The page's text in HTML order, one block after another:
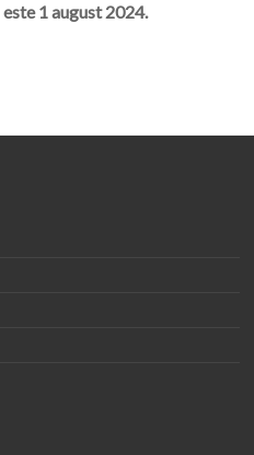
este 1 august 2024.